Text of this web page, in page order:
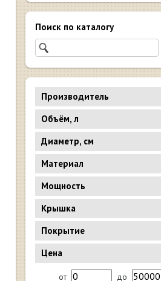
Поиск по каталогу
Производитель
Объём, л
Диаметр, см
Материал
Мощность
Крышка
Покрытие
Цена
от до